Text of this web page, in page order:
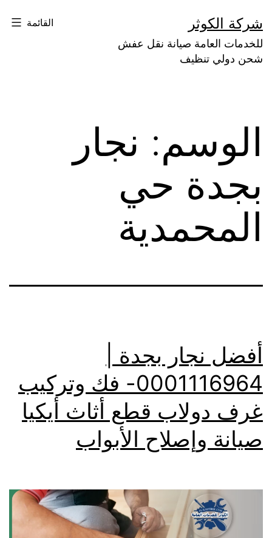
إلى
المحتوى
شركة الكوثر
للخدمات العامة صيانة نقل عفش
شحن دولي تنظيف
القائمة
الوسم: نجار
بجدة حي
المحمدية
أفضل نجار بجدة |
0001116964- فك وتركيب
غرف دولاب قطع أثاث أيكيا
صيانة وإصلاح الأبواب